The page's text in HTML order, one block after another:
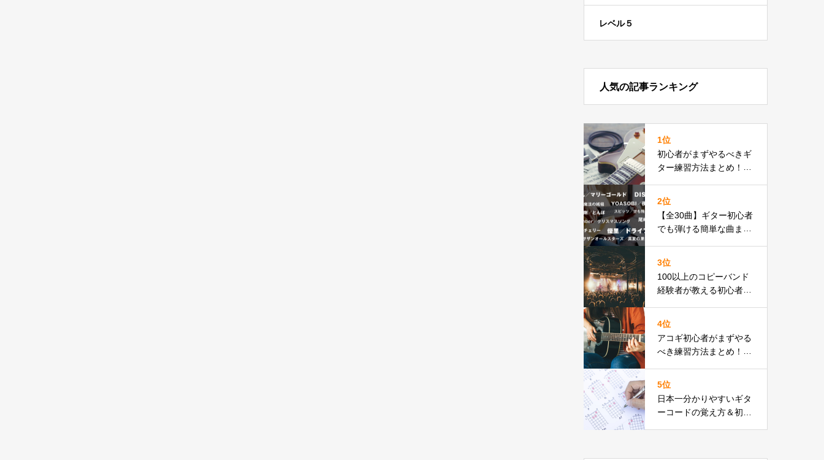
レベル５
人気の記事ランキング
1位
初心者がまずやるべきギ
ター練習方法まとめ！曲
2位
【全30曲】ギター初心者
でも弾ける簡単な曲まと
3位
100以上のコピーバンド
経験者が教える初心者に
4位
アコギ初心者がまずやる
べき練習方法まとめ！曲
5位
日本一分かりやすいギタ
ーコードの覚え方＆初心